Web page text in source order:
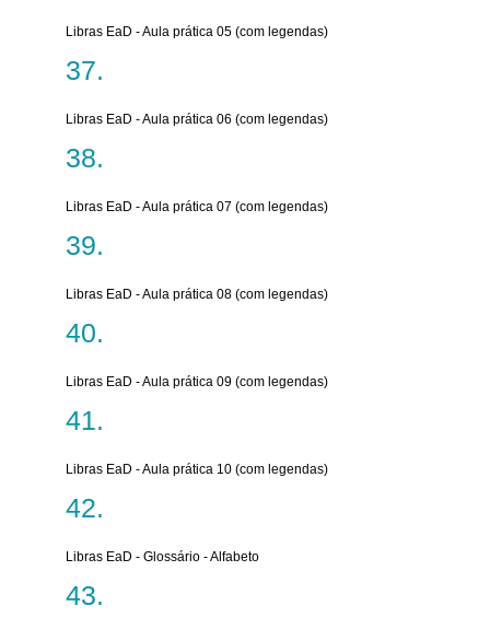
Libras EaD - Aula prática 05 (com legendas)
Libras EaD - Aula prática 06 (com legendas)
Libras EaD - Aula prática 07 (com legendas)
Libras EaD - Aula prática 08 (com legendas)
Libras EaD - Aula prática 09 (com legendas)
Libras EaD - Aula prática 10 (com legendas)
Libras EaD - Glossário - Alfabeto